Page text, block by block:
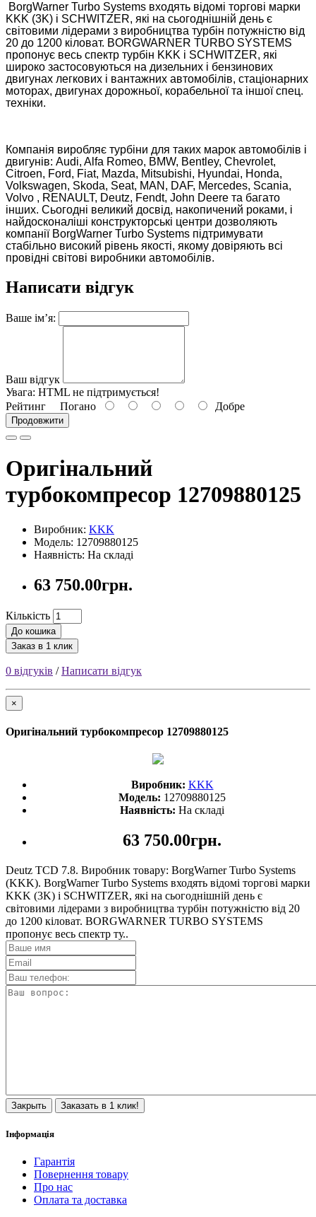
BorgWarner Turbo Systems входять відомі торгові марки
KKK (3K) і SCHWITZER, які на сьогоднішній день є
світовими лідерами з виробництва турбін потужністю від
20 до 1200 кіловат. BORGWARNER TURBO SYSTEMS
пропонує весь спектр турбін KKK і SCHWITZER, які
широко застосовуються на дизельних і бензинових
двигунах легкових і вантажних автомобілів, стаціонарних
моторах, двигунах дорожньої, корабельної та іншої спец.
техніки.
Компанія виробляє турбіни для таких марок автомобілів і
двигунів: Audi, Alfa Romeo, BMW, Bentley, Chevrolet,
Citroen, Ford, Fiat, Mazda, Mitsubishi, Hyundai, Honda,
Volkswagen, Skoda, Seat, MAN, DAF, Mercedes, Scania,
Volvo , RENAULT, Deutz, Fendt, John Deere та багато
інших. Сьогодні великий досвід, накопичений роками, і
найдосконаліші конструкторські центри дозволяють
компанії BorgWarner Turbo Systems підтримувати
стабільно високий рівень якості, якому довіряють всі
провідні світові виробники автомобілів.
Написати відгук
Ваше ім’я:
Ваш відгук
Увага: HTML не підтримується!
Рейтинг Погано Добре
Продовжити
Оригінальний
турбокомпресор 12709880125
Виробник: KKK
Модель: 12709880125
Наявність: На складі
63 750.00грн.
Кількість
До кошика
Заказ в 1 клик
0 відгуків /Написати відгук
×
Оригінальний турбокомпресор 12709880125
Виробник: KKK
Модель: 12709880125
Наявність: На складі
63 750.00грн.
Deutz TCD 7.8. Виробник товару: BorgWarner Turbo Systems
(KKK). BorgWarner Turbo Systems входять відомі торгові марки
KKK (3K) і SCHWITZER, які на сьогоднішній день є
світовими лідерами з виробництва турбін потужністю від 20
до 1200 кіловат. BORGWARNER TURBO SYSTEMS
пропонує весь спектр ту..
Закрыть Заказать в 1 клик!
Інформація
Гарантія
Повернення товару
Про нас
Оплата та доставка